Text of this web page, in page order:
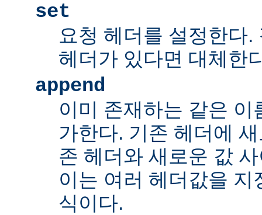
set
요청 헤더를 설정한다
헤더가 있다면 대체한
append
이미 존재하는 같은
가한다. 기존 헤더에
존 헤더와 새로운 값
이는 여러 헤더값을
식이다.